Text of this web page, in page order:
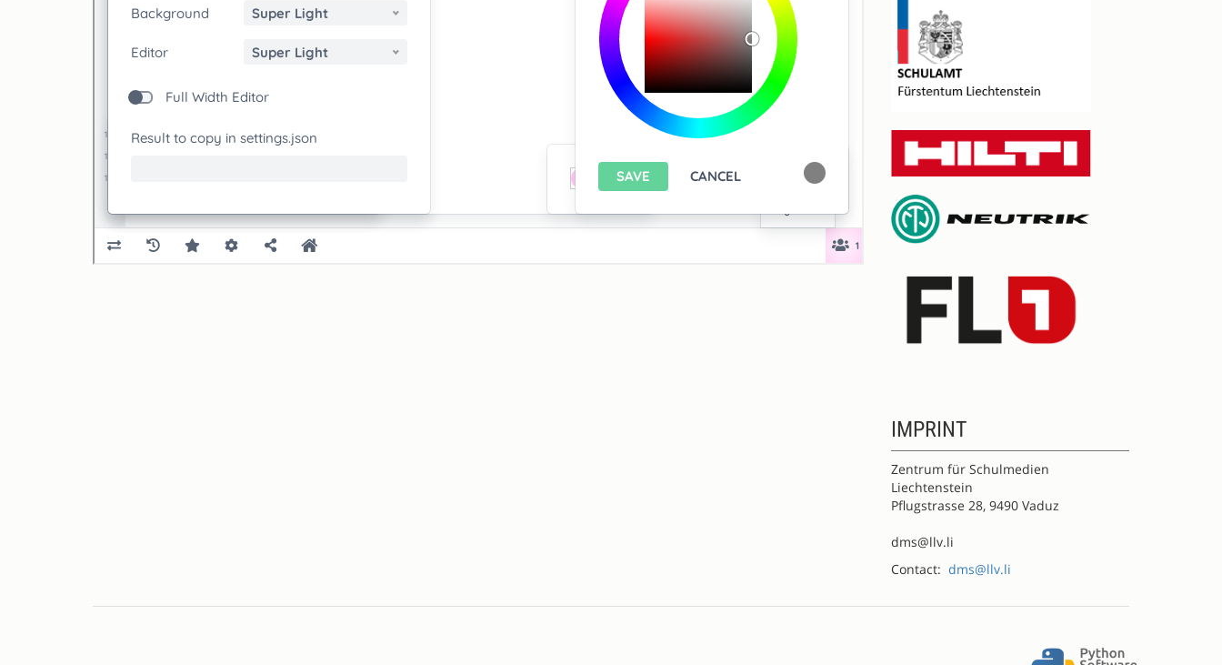
IMPRINT
Zentrum für Schulmedien
Liechtenstein
Pflugstrasse 28, 9490 Vaduz
dms@llv.li
Contact: dms@llv.li